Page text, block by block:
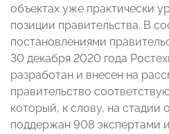
объектах уже практически
позиции правительства. В
постановлениями
30 декабря 2020 года
разработан и внесен на
правительство
который, к слову, на стадии
поддержан 908 экспертами